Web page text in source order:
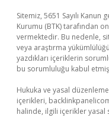
Sitemiz, 5651 Sayılı
Kurumu (BTK) tarafından
vermektedir. Bu nedenle,
veya araştırma
yazdıkları içeriklerin
bu sorumluluğu kabul etmiş
Hukuka ve yasal
içerikleri,
halinde, ilgili içerikler yasal